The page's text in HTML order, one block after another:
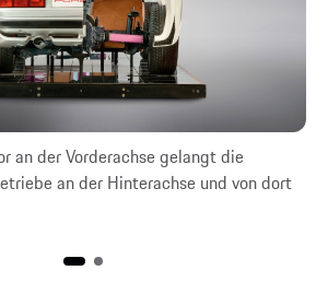
an der Vorderachse gelangt die
an der Hinterachse und von dort